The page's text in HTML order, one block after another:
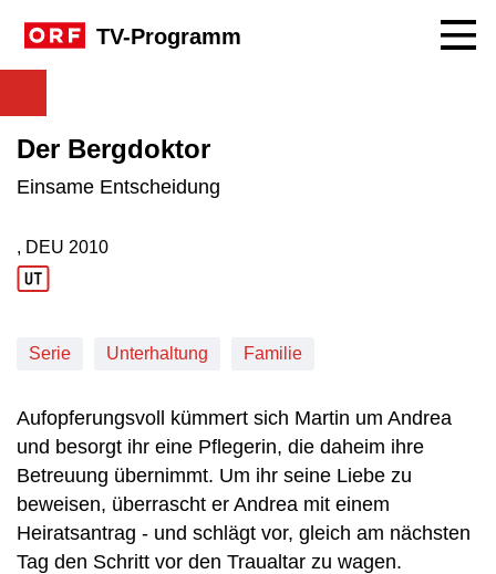
TV-Programm
Der Bergdoktor
Einsame Entscheidung
Produktionsland: DEU
, DEU
Produktionsjahr: 2010
2010
Serie Unterhaltung Familie
Aufopferungsvoll kümmert sich Martin um Andrea
und besorgt ihr eine Pflegerin, die daheim ihre
Betreuung übernimmt. Um ihr seine Liebe zu
beweisen, überrascht er Andrea mit einem
Heiratsantrag - und schlägt vor, gleich am nächsten
Tag den Schritt vor den Traualtar zu wagen.